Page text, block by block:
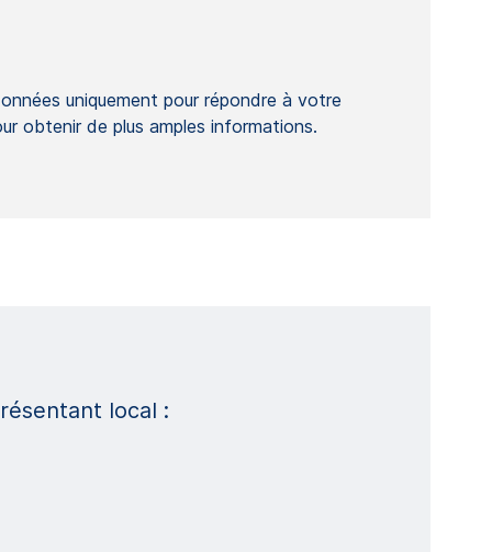
uniquement pour répondre à votre
obtenir de plus amples informations.
local :